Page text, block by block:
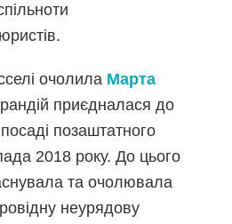
очолила Марта
приєдналася до
позаштатного
2018 року. До цього
та очолювала
неурядову